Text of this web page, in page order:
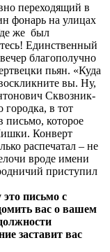
переходящий в
фонарь на улицах
же был
Единственный
благополучно
пьян. «Куда
вы. Ну,
Сквозник-
городка, в тот
письмо, которое
Конверт
распечатал – не
вроде имени
приступил
письмо с
вас о вашем
заставит вас